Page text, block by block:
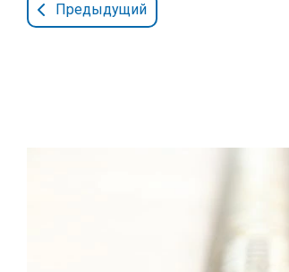
Предыдущий